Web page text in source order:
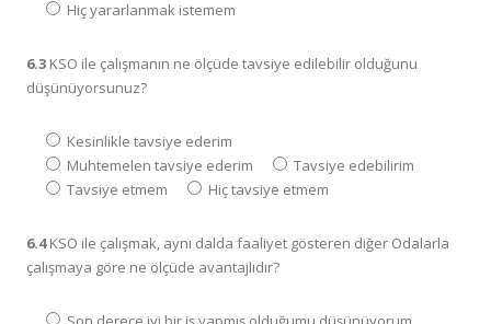
Hiç yararlanmak istemem
6.3 KSO ile çalışmanın ne ölçüde tavsiye edilebilir olduğunu
düşünüyorsunuz?
Kesinlikle tavsiye ederim
Muhtemelen tavsiye ederim
Tavsiye edebilirim
Tavsiye etmem
Hiç tavsiye etmem
6.4KSO ile çalışmak, aynı dalda faaliyet gösteren diğer Odalarla
çalışmaya göre ne ölçüde avantajlıdır?